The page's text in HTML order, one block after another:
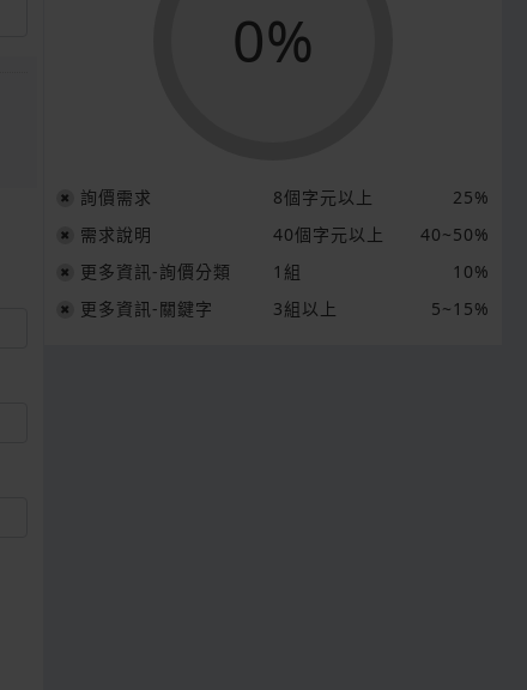
0%
詢價需求 8個字元以上
25%
需求說明
40個字元以上
40~50%
更多資訊-詢價分類
1組
10%
更多資訊-關鍵字
3組以上 5~15%